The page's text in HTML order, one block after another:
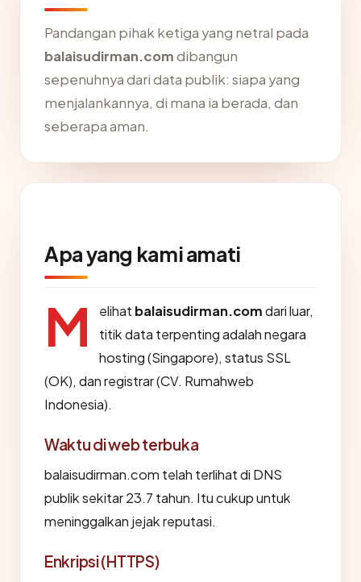
Pandangan pihak ketiga yang netral pada
balaisudirman.comdibangun
sepenuhnya dari data publik: siapa yang
menjalankannya, di mana ia berada, dan
seberapa aman.
Apa yang kami amati
M elihat balaisudirman.comdari luar,
titik data terpenting adalah negara
hosting (Singapore), status SSL
(OK), dan registrar (CV. Rumahweb
Indonesia).
Waktu di web terbuka
balaisudirman.com telah terlihat di DNS
publik sekitar 23.7 tahun. Itu cukup untuk
meninggalkan jejak reputasi.
Enkripsi (HTTPS)